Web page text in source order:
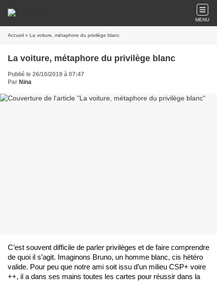
MENU
Accueil » La voiture, métaphore du privilège blanc
La voiture, métaphore du privilège blanc
Publié le 26/10/2019 à 07:47
Par Nina
C’est souvent difficile de parler privilèges et de faire comprendre
de quoi il s’agit. Imaginons Bruno, un homme blanc, cis hétéro
valide. Pour peu que notre ami soit issu d’un milieu CSP+ voire
++, il a dans ses mains toutes les cartes pour réussir dans la